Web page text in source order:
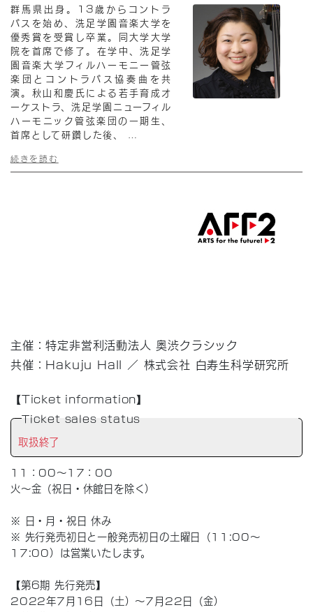
群馬県出身。13歳からコントラ
バスを始め、洗足学園音楽大学を
優秀賞を受賞し卒業。同大学大学
院を首席で修了。在学中、洗足学
園音楽大学フィルハーモニー管弦
楽団とコントラバス協奏曲を共
演。秋山和慶氏による若手育成オ
ーケストラ、洗足学園ニューフィル
ハーモニック管弦楽団の一期生、
首席として研鑽した後、
続きを読む
主催：特定非営利活動法人 奥渋クラシック
共催：Hakuju Hall ／ 株式会社 白寿生科学研究所
【Ticket information】
Ticket sales status
取扱終了
11：00～17：00
火～金（祝日・休館日を除く）
※ 日・月・祝日 休み
※ 先行発売初日と一般発売初日の土曜日（11:00～
17:00）は営業いたします。
【第6期 先行発売】
2022年7月16日（土）～7月22日（金）